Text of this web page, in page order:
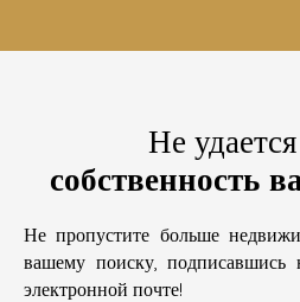
Не
собственность
Не пропустите больше
вашему поиску,
электронной почте!